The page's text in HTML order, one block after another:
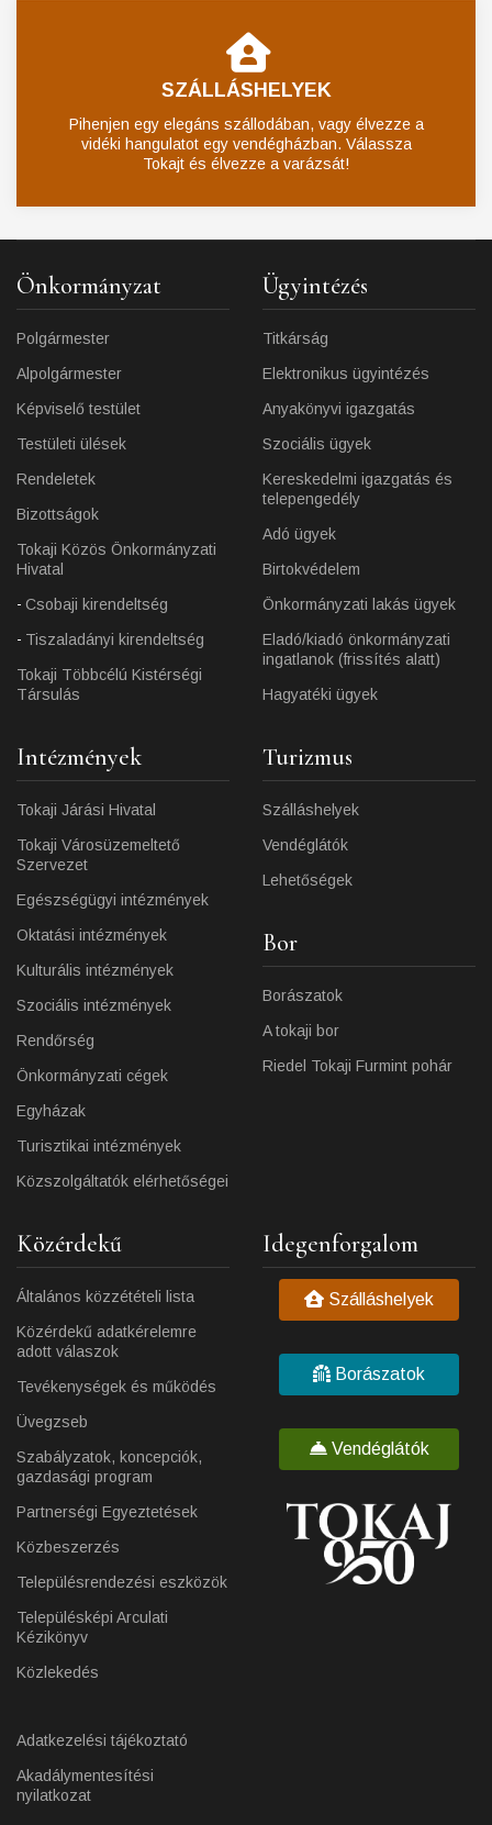
SZÁLLÁSHELYEK
Pihenjen egy elegáns szállodában, vagy élvezze a
vidéki hangulatot egy vendégházban. Válassza
Tokajt és élvezze a varázsát!
Önkormányzat
Polgármester
Alpolgármester
Képviselő testület
Testületi ülések
Rendeletek
Bizottságok
Tokaji Közös Önkormányzati
Hivatal
Csobaji kirendeltség
Tiszaladányi kirendeltség
Tokaji Többcélú Kistérségi
Társulás
Ügyintézés
Titkárság
Elektronikus ügyintézés
Anyakönyvi igazgatás
Szociális ügyek
Kereskedelmi igazgatás és
telepengedély
Adó ügyek
Birtokvédelem
Önkormányzati lakás ügyek
Eladó/kiadó önkormányzati
ingatlanok (frissítés alatt)
Hagyatéki ügyek
Intézmények
Tokaji Járási Hivatal
Tokaji Városüzemeltető
Szervezet
Egészségügyi intézmények
Oktatási intézmények
Kulturális intézmények
Szociális intézmények
Rendőrség
Önkormányzati cégek
Egyházak
Turisztikai intézmények
Közszolgáltatók elérhetőségei
Turizmus
Szálláshelyek
Vendéglátók
Lehetőségek
Bor
Borászatok
A tokaji bor
Riedel Tokaji Furmint pohár
Közérdekű
Általános közzétételi lista
Közérdekű adatkérelemre
adott válaszok
Tevékenységek és működés
Üvegzseb
Szabályzatok, koncepciók,
gazdasági program
Partnerségi Egyeztetések
Közbeszerzés
Településrendezési eszközök
Településképi Arculati
Kézikönyv
Közlekedés
Adatkezelési tájékoztató
Akadálymentesítési
nyilatkozat
Idegenforgalom
Szálláshelyek
Borászatok
Vendéglátók